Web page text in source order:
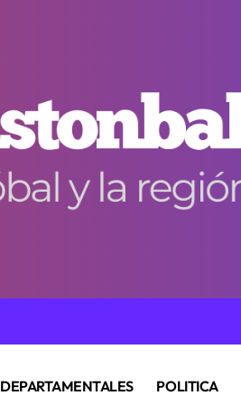
DEPARTAMENTALES POLITICA